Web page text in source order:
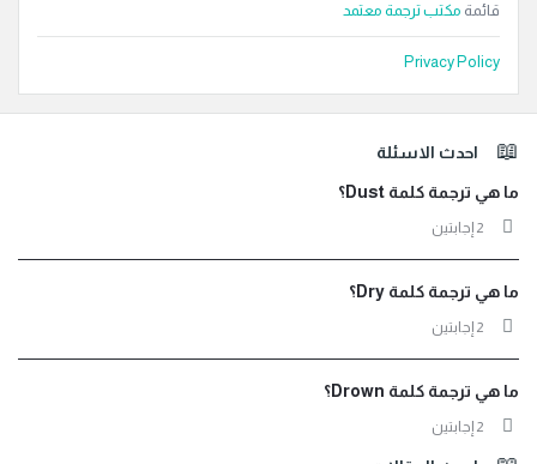
قائمة مكتب ترجمة معتمد
Privacy Policy
الفوتراحدث الاسئلة
ما هي ترجمة كلمة Dust؟
‫2 إجابتين
ما هي ترجمة كلمة Dry؟
‫2 إجابتين
ما هي ترجمة كلمة Drown؟
‫2 إجابتين